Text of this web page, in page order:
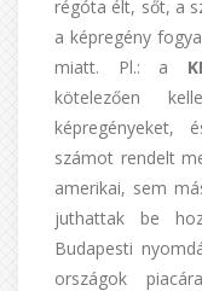
régóta élt, sőt, a
a képregény
miatt. Pl.: a
kötelezően
képregényeket,
számot rendelt
amerikai, sem
juthattak be
Budapesti
országok